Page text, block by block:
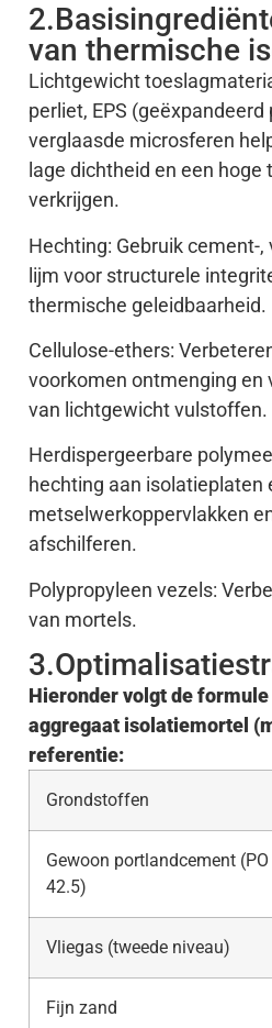
van thermische
Lichtgewicht
perliet, EPS
verglaasde microsferen
lage dichtheid en een
verkrijgen.
Hechting: Gebruik cement-
lijm voor structurele
thermische geleidbaarheid.
Cellulose-ethers:
voorkomen ontmenging en
van lichtgewicht vulstoffen.
Herdispergeerbare
hechting aan isolatieplaten
metselwerkoppervlakken
afschilferen.
Polypropyleen vezels:
van mortels.
Hieronder volgt de
aggregaat isolatiemortel
referentie:
Grondstoffen
Gewoon portlandcement (PO
42.5)
Vliegas (tweede niveau)
Fijn zand